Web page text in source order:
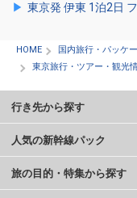
東京発 伊東 1泊2日
HOME
国内旅行・パッケ
東京旅行・ツアー・観光
行き先から探す
人気の新幹線パック
旅の目的・特集から探す